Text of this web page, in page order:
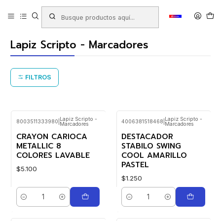
Productos LIBRERIA Escolar Lapices para Pintar
Lapiz Scripto - Marcadores
Lapiz Scripto - Marcadores
FILTROS
8003511333980 Lapiz Scripto -
Marcadores
CRAYON CARIOCA
METALLIC 8
COLORES LAVABLE
$5.100
Cantidad
4006381518468 Lapiz Scripto -
Marcadores
DESTACADOR
STABILO SWING
COOL AMARILLO
PASTEL
$1.250
Cantidad